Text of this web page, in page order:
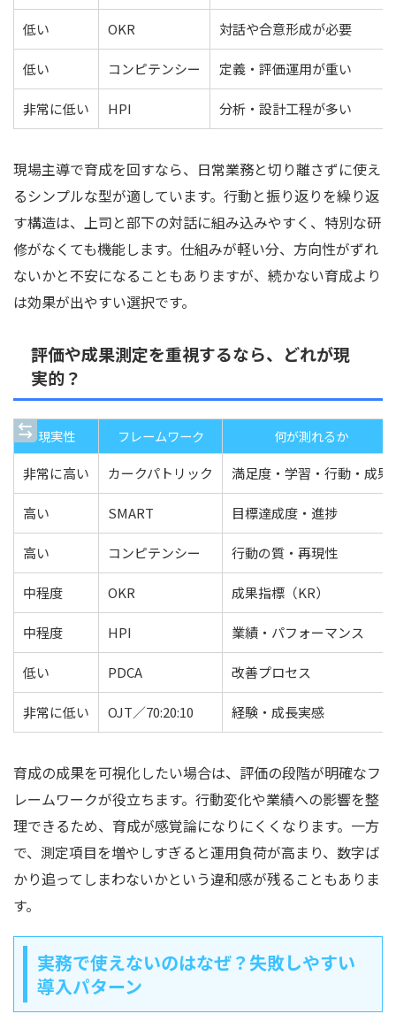
低い OKR 対話や合意形成が必要
低い コンピテンシー 定義・評価運用が重い
非常に低い HPI 分析・設計工程が多い
現場主導で育成を回すなら、日常業務と切り離さずに使え
るシンプルな型が適しています。行動と振り返りを繰り返
す構造は、上司と部下の対話に組み込みやすく、特別な研
修がなくても機能します。仕組みが軽い分、方向性がずれ
ないかと不安になることもありますが、続かない育成より
は効果が出やすい選択です。
評価や成果測定を重視するなら、どれが現
実的？
現実性 フレームワーク
何が測れるか
非常に高い
カークパトリック 満足度・学習・行動・成果
高い SMART 目標達成度・進捗
高い コンピテンシー 行動の質・再現性
中程度 OKR 成果指標（KR）
中程度 HPI 業績・パフォーマンス
低い PDCA 改善プロセス
非常に低い OJT／70:20:10 経験・成長実感
育成の成果を可視化したい場合は、評価の段階が明確なフ
レームワークが役立ちます。行動変化や業績への影響を整
理できるため、育成が感覚論になりにくくなります。一方
で、測定項目を増やしすぎると運用負荷が高まり、数字ば
かり追ってしまわないかという違和感が残ることもありま
す。
実務で使えないのはなぜ？失敗しやすい
導入パターン